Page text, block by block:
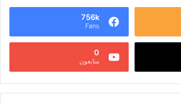
756k
Fans
0
متابعون